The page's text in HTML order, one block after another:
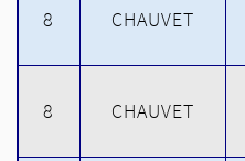
8 CHAUVET
8 CHAUVET